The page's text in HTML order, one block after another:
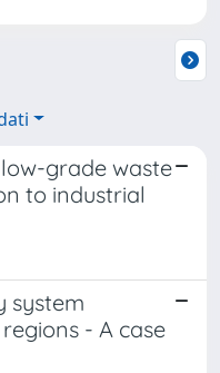
grade waste
to industrial
system
- A case